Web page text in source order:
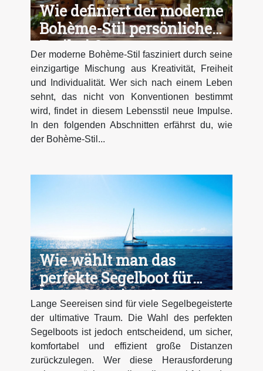
Wie definiert der moderne
Bohème-Stil persönliche
Freiheit?
Der moderne Bohème-Stil fasziniert durch seine
einzigartige Mischung aus Kreativität, Freiheit
und Individualität. Wer sich nach einem Leben
sehnt, das nicht von Konventionen bestimmt
wird, findet in diesem Lebensstil neue Impulse.
In den folgenden Abschnitten erfährst du, wie
der Bohème-Stil...
Wie wählt man das
perfekte Segelboot für
lange Seereisen?
Lange Seereisen sind für viele Segelbegeisterte
der ultimative Traum. Die Wahl des perfekten
Segelboots ist jedoch entscheidend, um sicher,
komfortabel und effizient große Distanzen
zurückzulegen. Wer diese Herausforderung